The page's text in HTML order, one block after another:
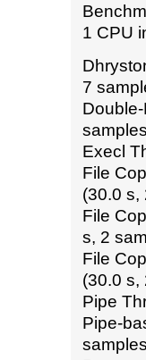
1 CPU
7
Execl
File
(30.0 s,
File
s, 2
File
(30.0 s,
Pipe
Pipe-